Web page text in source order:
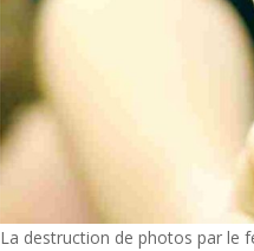
La destruction de photos par le